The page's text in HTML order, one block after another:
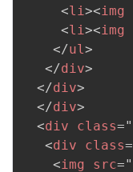
<li><img
<li><img
</ul>
</div>
</div>
</div>
<div class="
<div class=
<img src="